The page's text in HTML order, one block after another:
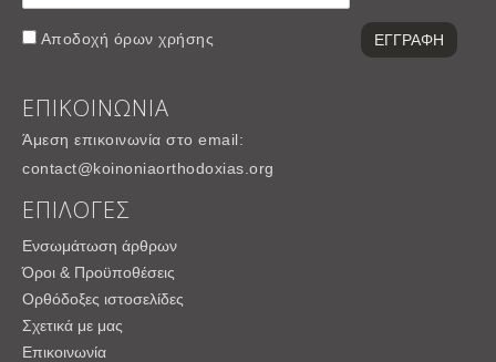
Αποδοχή όρων χρήσης
ΕΠΙΚΟΙΝΩΝΙΑ
Άμεση επικοινωνία στο email:
contact@koinoniaorthodoxias.org
ΕΠΙΛΟΓΕΣ
Ενσωμάτωση άρθρων
Όροι & Προϋποθέσεις
Ορθόδοξες ιστοσελίδες
Σχετικά με μας
Επικοινωνία